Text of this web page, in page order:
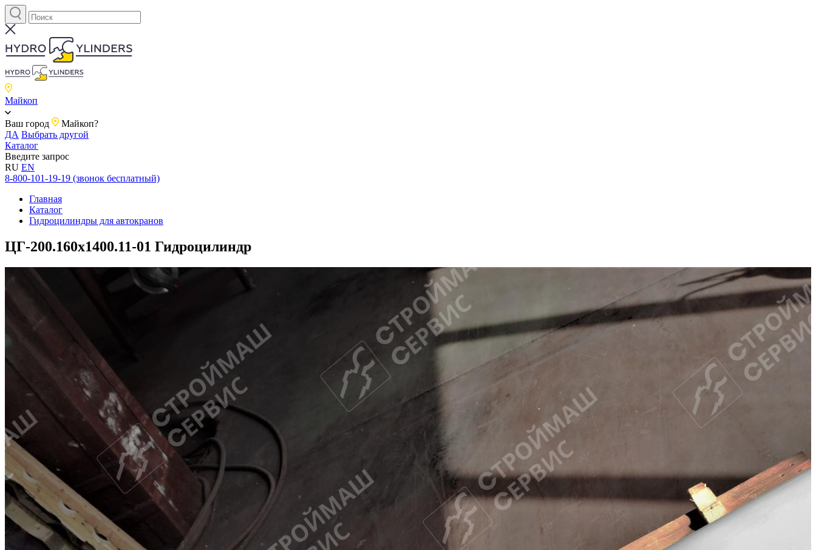
Майкоп
Ваш город
Майкоп?
ДА Выбрать другой
Каталог
Введите запрос
RU EN
8-800-101-19-19 (звонок бесплатный)
Главная
Каталог
Гидроцилиндры для автокранов
ЦГ-200.160х1400.11-01 Гидроцилиндр